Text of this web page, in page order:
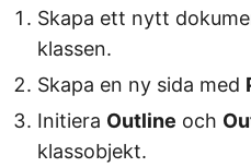
Skapa ett nytt
klassen.
Skapa en ny sida med
Initiera Outline och
klassobjekt.